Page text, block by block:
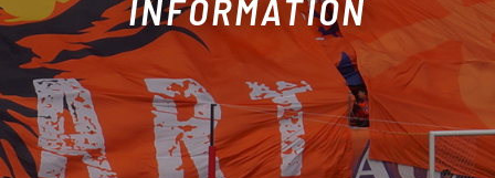
INFORMATION